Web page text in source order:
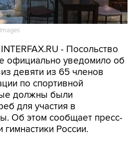
- Посольство
официально уведомило об
девяти из 65 членов
по спортивной
должны были
для участия в
Об этом сообщает пресс-
России.